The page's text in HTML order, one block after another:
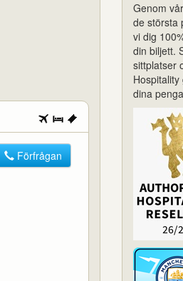
Förfrågan
Genom
de största
vi dig
din biljett.
sittplatser
dina